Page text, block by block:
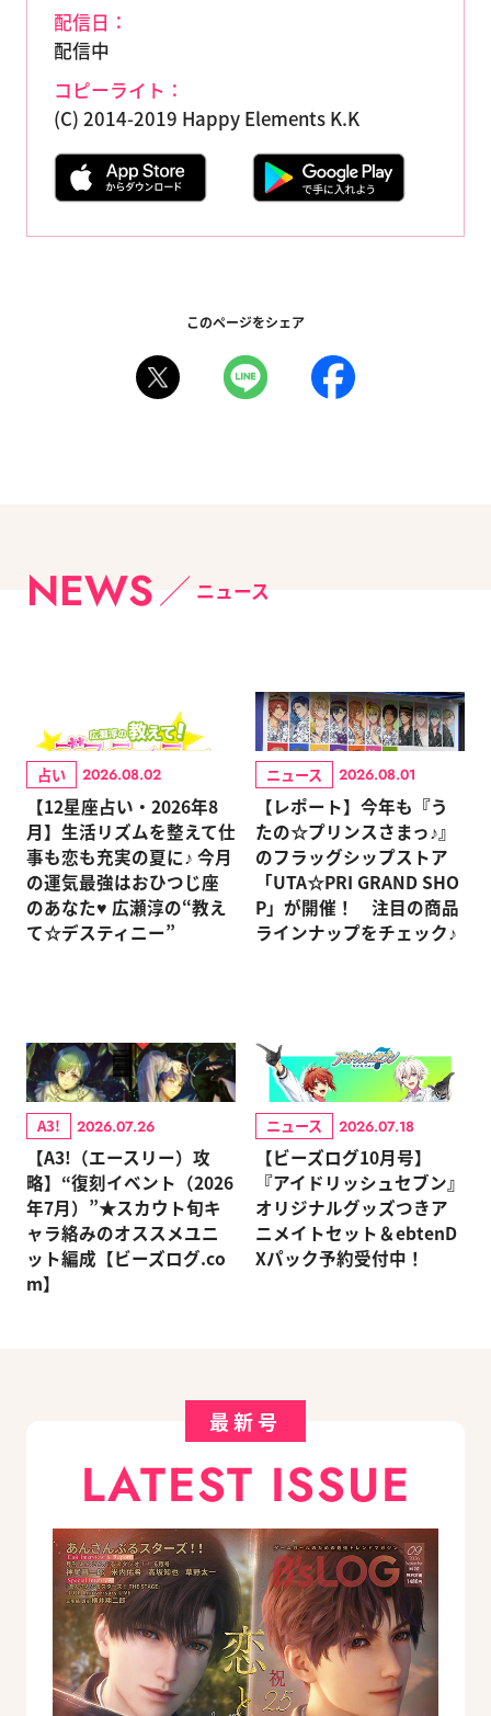
配信日：
配信中
コピーライト：
(C) 2014-2019 Happy Elements K.K
このページをシェア
NEWS ニュース
占い 2026.08.02
【12星座占い・2026年8
月】生活リズムを整えて仕
事も恋も充実の夏に♪ 今月
の運気最強はおひつじ座
のあなた♥ 広瀬淳の“教え
て☆デスティニー”
ニュース 2026.08.01
【レポート】今年も『う
たの☆プリンスさまっ♪』
のフラッグシップストア
「UTA☆PRI GRAND SHO
P」が開催！ 注目の商品
ラインナップをチェック♪
A3! 2026.07.26
【A3!（エースリー）攻
略】“復刻イベント（2026
年7月）”★スカウト旬キ
ャラ絡みのオススメユニ
ット編成【ビーズログ.co
m】
ニュース 2026.07.18
【ビーズログ10月号】
『アイドリッシュセブン』
オリジナルグッズつきア
ニメイトセット＆ebtenD
Xパック予約受付中！
最新号
LATEST ISSUE